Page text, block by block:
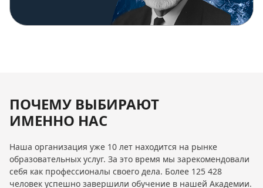
ПОЧЕМУ ВЫБИРАЮТ
ИМЕННО НАС
Наша организация уже 10 лет находится на рынке
образовательных услуг. За это время мы зарекомендовали
себя как профессионалы своего дела. Более 125 428
человек успешно завершили обучение в нашей Академии.